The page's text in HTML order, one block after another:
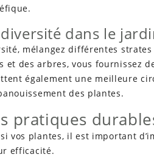
dans le
mélangez différentes
et des arbres, vous fournissez
également une meilleure
des plantes.
pratiques
vos plantes, il est important
efficacité.